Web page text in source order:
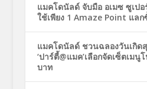
แมคโดนัลด์ จับมือ อเมซ ซูเป
ใช้เพียง 1 Amaze Point แล
แมคโดนัลด์ ชวนฉลองวันเกิด
‘ปาร์ตี้@แมค’เลือกจัดเซ็ตเมนู
บาท